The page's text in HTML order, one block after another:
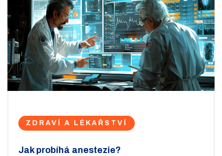
ZDRAVÍ A LÉKAŘSTVÍ
Jak probíhá anestezie?